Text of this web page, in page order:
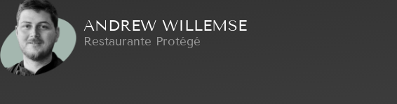
ANDREW WILLEMSE
Restaurante Protégé